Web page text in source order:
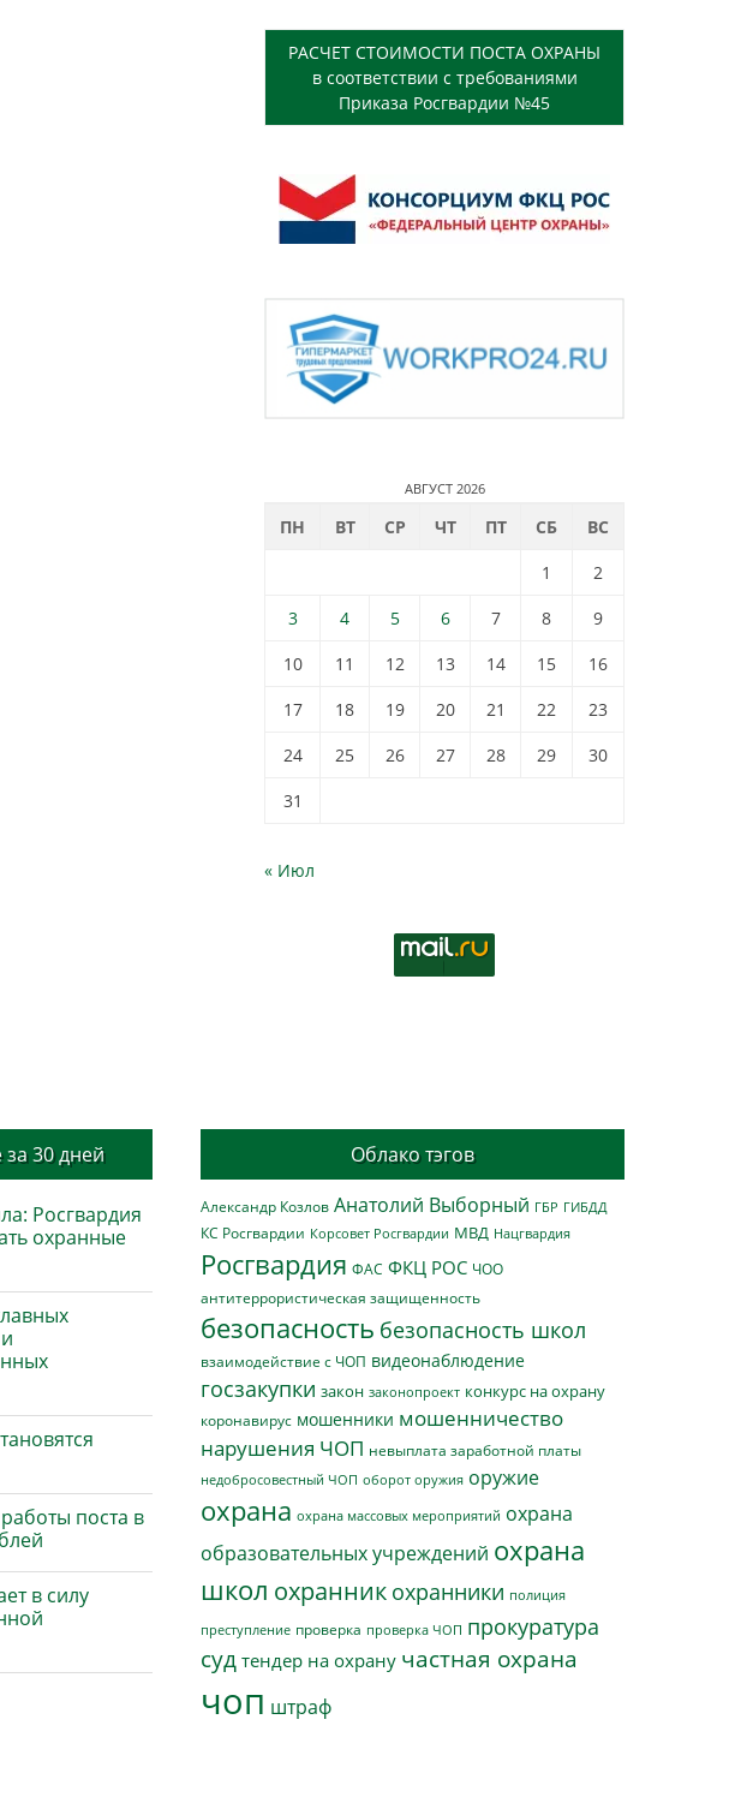
РАСЧЕТ СТОИМОСТИ ПОСТА ОХРАНЫ
в соответствии с требованиями
Приказа Росгвардии №45
АВГУСТ 2026
ПН ВТ СР ЧТ ПТ СБ
ВС
1
2
3
4 5 6 7 8
9
10
11 12 13 14 15
16
17
18 19 20 21 22
23
24
25 26 27 28 29
30
31
« Июл
30 дней
Росгвардия
охранные
поста в
в силу
Облако тэгов
Александр Козлов Анатолий Выборный ГБР ГИБДД
КС Росгвардии Корсовет Росгвардии МВД Нацгвардия
Росгвардия ФАС ФКЦ РОС ЧОО
антитеррористическая защищенность
безопасность безопасность школ
взаимодействие с ЧОП видеонаблюдение
госзакупки закон законопроект конкурс на охрану
коронавирус мошенники мошенничество
нарушения ЧОП невыплата заработной платы
недобросовестный ЧОП оборот оружия оружие
охрана охрана массовых мероприятий охрана
образовательных учреждений охрана
школ охранник охранники полиция
преступление проверка проверка ЧОП прокуратура
суд тендер на охрану частная охрана
чоп штраф